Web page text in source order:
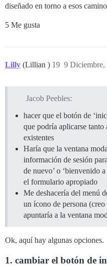
diseñado en torno a esos
5 Me gusta
Lilly (Lillian ) 9 Diciembre,
19
Jacob Peebles:
hacer que el botón de
que podría aplicarse
existentes
Haría que la ventana
información de sesión
de nuevo’ o ‘bienvenido
el formulario apropiado
Me deshacería del menú
un ícono de persona
apuntaría a la ventana
Ok, aquí hay algunas opciones.
1. cambiar el botón de